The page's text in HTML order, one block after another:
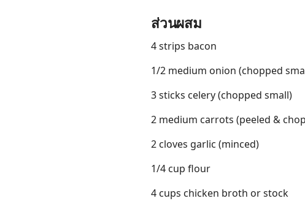
ส่วนผสม
4 strips bacon
1/2 medium onion (chopped
3 sticks celery (chopped small)
2 medium carrots (peeled &
2 cloves garlic (minced)
1/4 cup flour
4 cups chicken broth or stock